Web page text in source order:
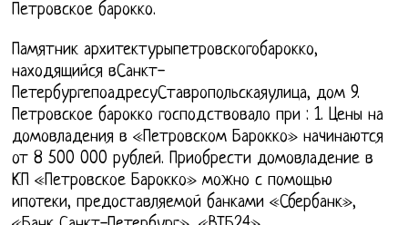
Петровское барокко.
Памятник архитектурыпетровскогобарокко,
находящийся вСанкт-
ПетербургепоадресуСтавропольскаяулица, дом 9.
Петровское барокко господствовало при : 1. Цены на
домовладения в «Петровском Барокко» начинаются
от 8 500 000 рублей. Приобрести домовладение в
КП «Петровское Барокко» можно с помощью
ипотеки, предоставляемой банками «Сбербанк»,